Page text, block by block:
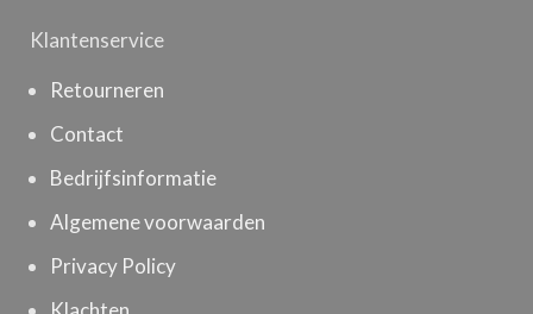
Klantenservice
Retourneren
Contact
Bedrijfsinformatie
Algemene voorwaarden
Privacy Policy